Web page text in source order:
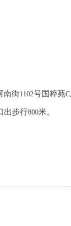
南街1102号国粹苑C
出步行800米。